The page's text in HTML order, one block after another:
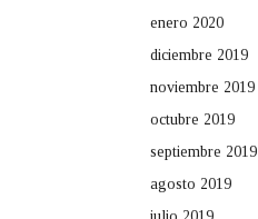
enero 2020
diciembre 2019
noviembre 2019
octubre 2019
septiembre 2019
agosto 2019